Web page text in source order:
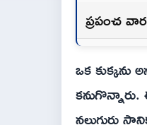
ప్రపంచ
ఒక కుక్కను
నలుగురు